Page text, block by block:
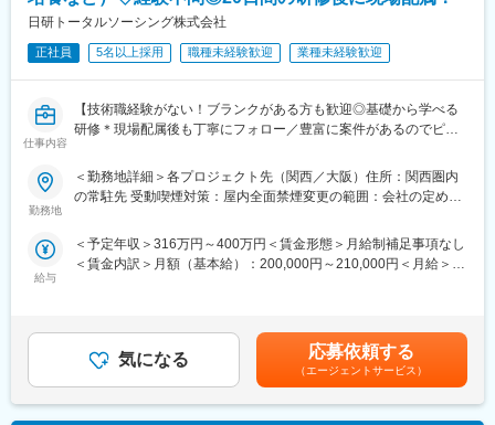
変更の範囲：会社の定める業務
■研修支援制度：入職後は、指導担当職員が丁寧にサポートしてい
きます。未経験からスタートできる職場です。当法人は、充実し
た研修制度や、資格取得助成金制度を設けているため、入職後の
て考え、一人一人にあった支援をしたい方をお待ちしておりま
す。
子ども関わらず、住み慣れた地域で共に支え合い生活しながら1人
ひとりが心に描く幸せを大切にできるよう、安心で適切な福祉サ
い職場には優秀な人が集まり、より良いサービスが提供できると
いう考え方のもと、1人ひとりの職員の個性を尊重し、職員同士が
【大阪府が取り組んでいる「緊急雇用対策事業」に賛同していま
す】
変更の範囲：会社の定める業務
日研トータルソーシング株式会社
正社員 5名以上採用 職種未経験歓迎 業種未経験歓迎
仕事内容
【技術職経験がない！ブランクがある方も歓迎◎基礎から学べる
研修＊現場配属後も丁寧にフォロー／豊富に案件があるのでピッ
■職務内容：
化学・バイオ系領域において、検査・分析から基礎研究、各種試
わります。
◎化学：化学分析・理化学試験、プロセス開発など
◎バイオ：細胞培養、育種、動物実験補助、血清検査、遺伝子解
析など
勤務地
＜勤務地詳細＞各プロジェクト先（関西／大阪）住所：関西圏内
の常駐先 受動喫煙対策：屋内全面禁煙変更の範囲：会社の定める
給与
＜予定年収＞316万円～400万円＜賃金形態＞月給制補足事項なし
＜賃金内訳＞月額（基本給）：200,000円～210,000円＜月給＞
ます賃金はあくまでも目安の金額であり、選考を通じて上下する
可能性があります。月給(月額)は固定手当を含めた表記です。
気になる 応募依頼する
（エージェントサービス）